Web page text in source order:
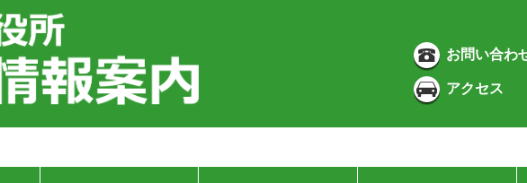
お問い合わ
アクセス